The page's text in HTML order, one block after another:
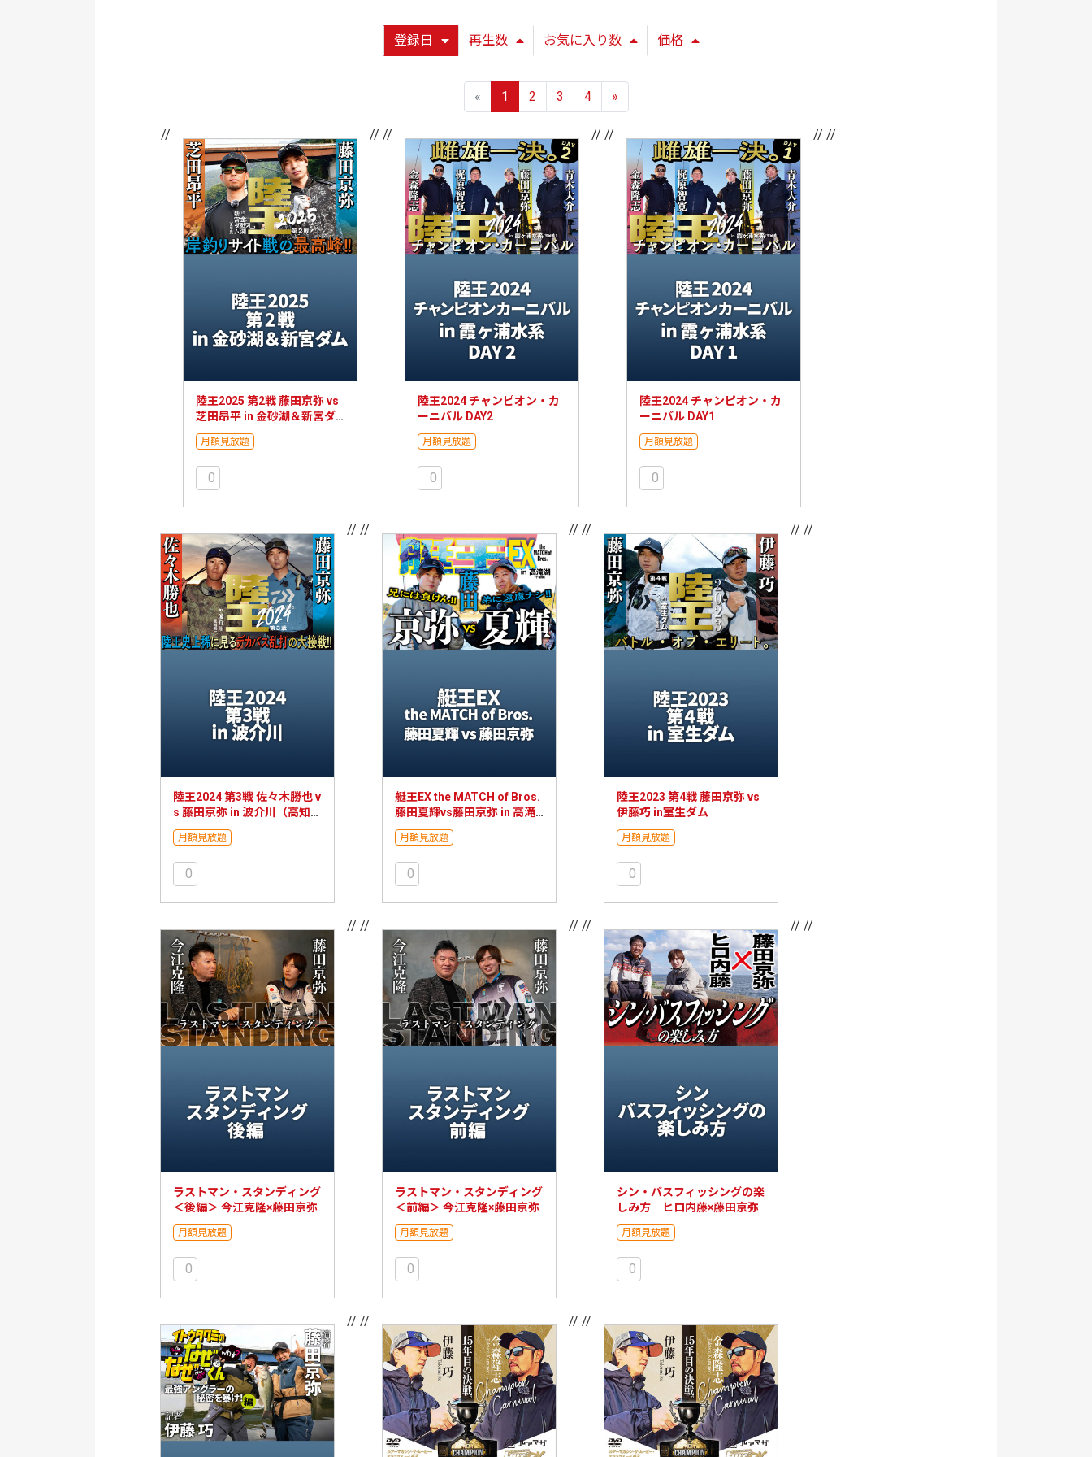
登録日 再生数 お気に入り数 価格
« 1 2 3 4 »
// //
陸王2025 第2戦 藤田京弥 vs
芝田昂平 in 金砂湖＆新宮ダ
ム
月額見放題
0
// //
陸王2024 チャンピオン・カ
ーニバル DAY2
月額見放題
0
// //
陸王2024 チャンピオン・カ
ーニバル DAY1
月額見放題
0
// //
陸王2024 第3戦 佐々木勝也 v
s 藤田京弥 in 波介川（高知
県）
月額見放題
0
// //
艇王EX the MATCH of Bros.
藤田夏輝vs藤田京弥 in 高滝
湖
月額見放題
0
// //
陸王2023 第4戦 藤田京弥 vs
伊藤巧 in室生ダム
月額見放題
0
// //
ラストマン・スタンディング
＜後編＞ 今江克隆×藤田京弥
月額見放題
0
// //
ラストマン・スタンディング
＜前編＞ 今江克隆×藤田京弥
月額見放題
0
// //
シン・バスフィッシングの楽
しみ方 ヒロ内藤×藤田京弥
月額見放題
0
// //
// // // //